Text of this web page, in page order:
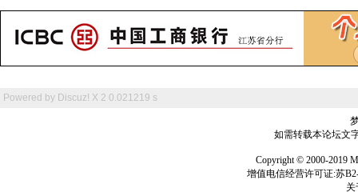
Powered by Discuz! X 2 0.021219 s
如需转载本论坛文
Copyright © 2000-2019
增值电信经营许可证:苏
关